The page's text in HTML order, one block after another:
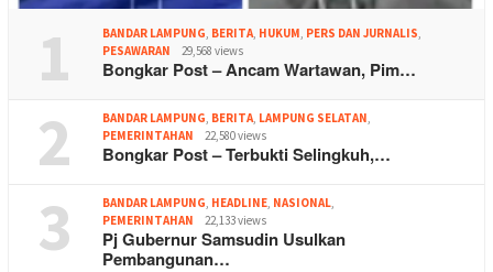
1 BANDAR LAMPUNG, BERITA, HUKUM, PERS DAN JURNALIS,
PESAWARAN
29,568 views
Bongkar Post – Ancam Wartawan, Pim…
2 BANDAR LAMPUNG, BERITA, LAMPUNG SELATAN,
PEMERINTAHAN
22,580 views
Bongkar Post – Terbukti Selingkuh,…
3 BANDAR LAMPUNG, HEADLINE, NASIONAL,
PEMERINTAHAN
22,133 views
Pj Gubernur Samsudin Usulkan
Pembangunan…